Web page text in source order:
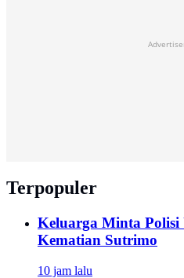
Terpopuler
Keluarga Minta Polisi
Kematian Sutrimo
10 jam lalu